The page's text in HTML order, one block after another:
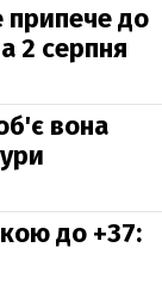
припече до
2 серпня
вона
до +37: